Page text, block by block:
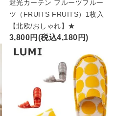
遮光カーテン フルーツフルー
ツ（FRUITS FRUITS）1枚入
【北欧/おしゃれ】★
3,800円(税込4,180円)